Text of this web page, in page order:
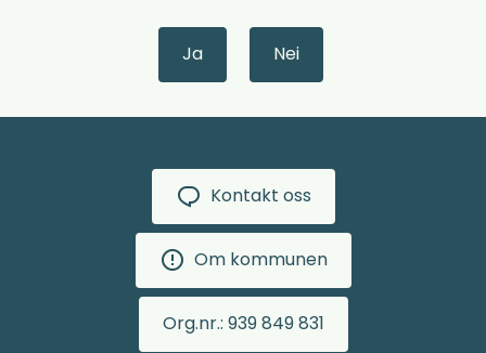
Ja Nei
Kontakt oss
Om kommunen
Org.nr.: 939 849 831